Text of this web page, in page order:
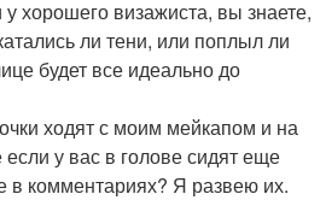
хорошего визажиста, вы знаете,
ли тени, или поплыл ли
будет все идеально до
ходят с моим мейкапом и на
у вас в голове сидят еще
в комментариях? Я развею их.